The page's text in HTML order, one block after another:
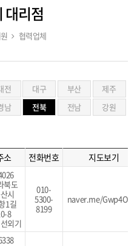
대리점
협력업체
전 대구 부산
제주
남 전북 전남 강원
소 전화번호 지도보기
북도
시
1길
8
외기
010-
5300-
8199
naver.me/